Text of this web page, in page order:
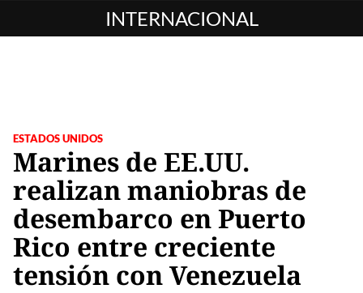
INTERNACIONAL
ESTADOS UNIDOS
Marines de EE.UU.
realizan maniobras de
desembarco en Puerto
Rico entre creciente
tensión con Venezuela